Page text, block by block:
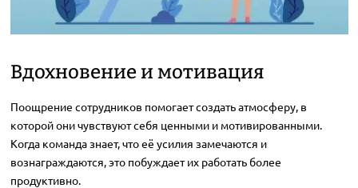
Вдохновение и мотивация
Поощрение сотрудников помогает создать атмосферу, в
которой они чувствуют себя ценными и мотивированными.
Когда команда знает, что её усилия замечаются и
вознаграждаются, это побуждает их работать более
продуктивно.